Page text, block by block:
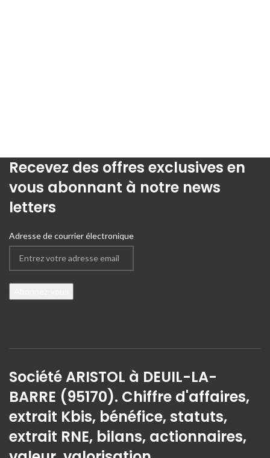
Recevez des offres exclusives en
vous abonnant à notre news
letters
Adresse de courrier électronique
Société ARISTOL à DEUIL-LA-
BARRE (95170). Chiffre d'affaires,
extrait Kbis, bénéfice, statuts,
extrait RNE, bilans, actionnaires,